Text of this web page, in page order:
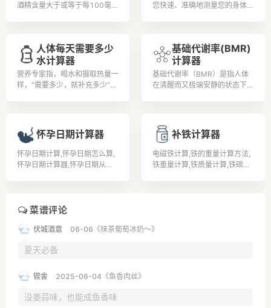
酒精含量大于或等于每100毫升
饮酒后驾驶机动车的，处200元
以上、500元以下罚款，并暂扣
1个月以上、3个月以下机动车
驾驶证。 全国交警统一标准：
您快速、准确地测量您的身体脂
人体每天需要多少
水计算器
营养专家指，喝水和摄取热量一
样，“需要多少，就补充多少”，
问题。
基础代谢率(BMR)
计算器
基础代谢率（BMR）是指人体
在清醒而又极端安静的状态下，
改善基础代谢率可通过运动实现
改善基础代谢率的问题。
怀孕日期计算器
怀孕日期计算,怀孕日期怎么算,
怀孕日期计算器,怀孕日期从哪
确定怀孕日期,
补铁计算器
电磁铁计算,铁的重量计算方法,
铁重量计算,铁质量计算,铁碳相
菜谱评论
伏城酒意 06-06《抹茶葡萄冰奶～》
夏天必备
锲舍 2025-06-04《鱼香肉丝》
没姜蒜味，也能成鱼香味